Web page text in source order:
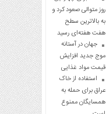
روز متوالی صعود کرد و
به بالاترین سطح
هفت هفته‌ای رسید
جهان در آستانه
موج جدید افزایش
قیمت مواد غذایی
استفاده از خاک
عراق برای حمله به
همسایگان ممنوع